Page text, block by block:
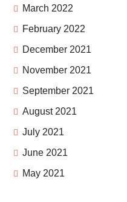
March 2022
February 2022
December 2021
November 2021
September 2021
August 2021
July 2021
June 2021
May 2021